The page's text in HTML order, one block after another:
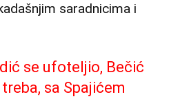
saradnicima i
se ufoteljio, Bečić
sa Spajićem